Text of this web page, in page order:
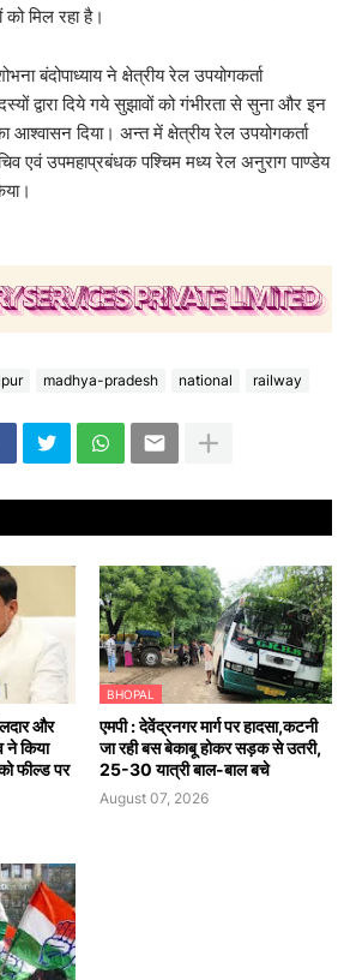
को मिल रहा है।
बंदोपाध्याय ने क्षेत्रीय रेल उपयोगकर्ता
द्वारा दिये गये सुझावों को गंभीरता से सुना और इन
आश्वासन दिया। अन्त में क्षेत्रीय रेल उपयोगकर्ता
एवं उपमहाप्रबंधक पश्चिम मध्य रेल अनुराग पाण्डेय
madhya-pradesh national railway
और
ने किया
फील्ड पर
BHOPAL
एमपी : देवेंद्रनगर मार्ग पर हादसा,कटनी
जा रही बस बेकाबू होकर सड़क से उतरी,
25-30 यात्री बाल-बाल बचे
August 07, 2026